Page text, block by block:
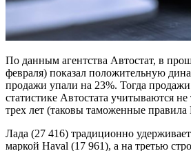
По данным агентства Автостат, в
февраля) показал положительную
продажи упали на 23%. Тогда продажи
статистике Автостата учитываются
трех лет (таковы таможенные
Лада (27 416) традиционно
маркой Haval (17 961), а на третью